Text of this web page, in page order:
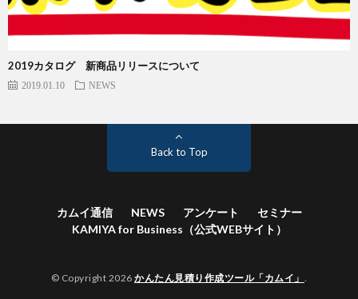
2019カタログ 新商品リリースについて
2019.01.10 NEWS
Back to Top
カムイ通信 NEWS アンケート
セミナー
KAMIYA for Business（公式WEBサイト）
© Copyright 2026かんたん見積り作成ツール「カムイ」